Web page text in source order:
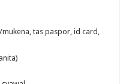
tas paspor, id card,